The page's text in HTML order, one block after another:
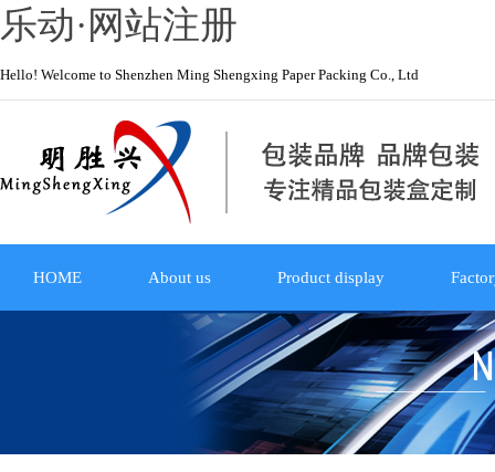
乐动·网站注册
Hello! Welcome to Shenzhen Ming Shengxing Paper Packing Co., Ltd
HOME About us Product display